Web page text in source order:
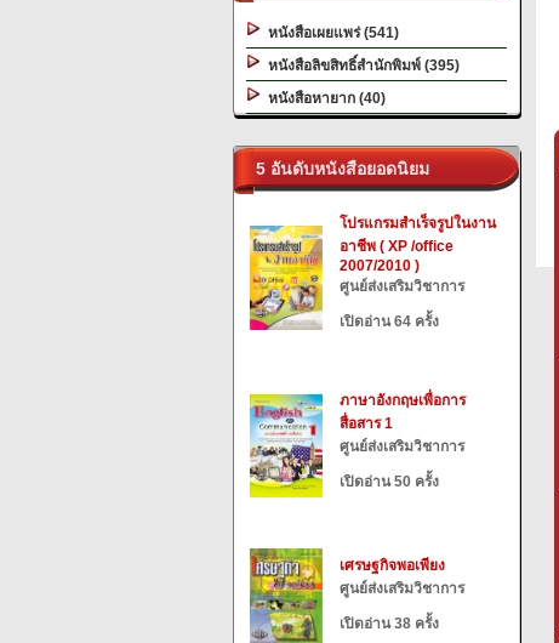
หนังสือเผยแพร่ (541)
หนังสือลิขสิทธิ์สำนักพิมพ์ (395)
หนังสือหายาก (40)
5 อันดับหนังสือยอดนิยม
โปรแกรมสำเร็จรูปในงาน
อาชีพ ( XP /office
2007/2010 )
ศูนย์ส่งเสริมวิชาการ
เปิดอ่าน 64 ครั้ง
ภาษาอังกฤษเพื่อการ
สื่อสาร 1
ศูนย์ส่งเสริมวิชาการ
เปิดอ่าน 50 ครั้ง
เศรษฐกิจพอเพียง
ศูนย์ส่งเสริมวิชาการ
เปิดอ่าน 38 ครั้ง